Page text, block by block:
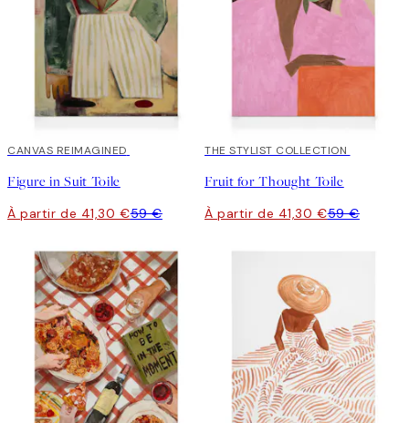
30%*
CANVAS REIMAGINED
Figure in Suit Toile
À partir de 41,30 €59 €
30%*
THE STYLIST COLLECTION
Fruit for Thought Toile
À partir de 41,30 €59 €